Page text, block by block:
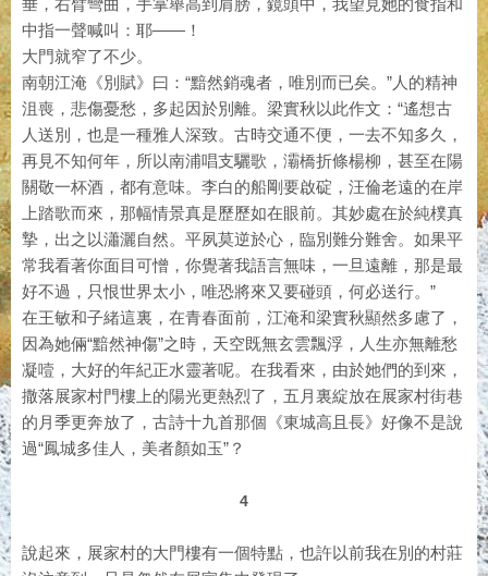
中指一聲喊叫：耶——！
大門就窄了不少。
南朝江淹《別賦》曰：“黯然銷魂者，唯別而已矣。”人的精神
沮喪，悲傷憂愁，多起因於別離。梁實秋以此作文：“遙想古
人送別，也是一種雅人深致。古時交通不便，一去不知多久，
再見不知何年，所以南浦唱支驪歌，灞橋折條楊柳，甚至在陽
關敬一杯酒，都有意味。李白的船剛要啟碇，汪倫老遠的在岸
上踏歌而來，那幅情景真是歷歷如在眼前。其妙處在於純樸真
摯，出之以瀟灑自然。平夙莫逆於心，臨別難分難舍。如果平
常我看著你面目可憎，你覺著我語言無味，一旦遠離，那是最
好不過，只恨世界太小，唯恐將來又要碰頭，何必送行。”
在王敏和子緒這裏，在青春面前，江淹和梁實秋顯然多慮了，
因為她倆“黯然神傷”之時，天空既無玄雲飄浮，人生亦無離愁
凝噎，大好的年紀正水靈著呢。在我看來，由於她們的到來，
撒落展家村門樓上的陽光更熱烈了，五月裏綻放在展家村街巷
的月季更奔放了，古詩十九首那個《東城高且長》好像不是說
過“鳳城多佳人，美者顏如玉”？
4
說起來，展家村的大門樓有一個特點，也許以前我在別的村莊